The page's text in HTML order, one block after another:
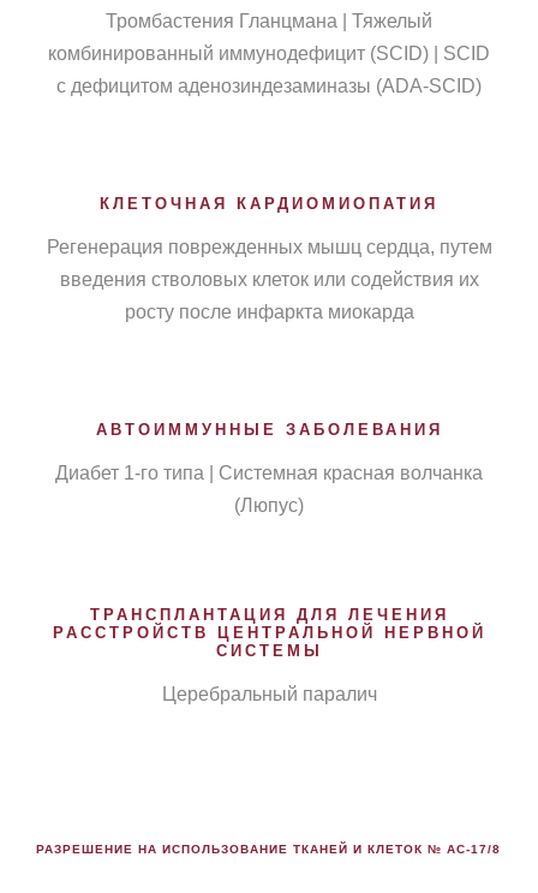
Тромбастения Гланцмана | Тяжелый
комбинированный иммунодефицит (SCID) | SCID
с дефицитом аденозиндезаминазы (ADA-SCID)
КЛЕТОЧНАЯ КАРДИОМИОПАТИЯ
Регенерация поврежденных мышц сердца, путем
введения стволовых клеток или содействия их
росту после инфаркта миокарда
АВТОИММУННЫЕ ЗАБОЛЕВАНИЯ
Диабет 1-го типа | Системная красная волчанка
(Люпус)
ТРАНСПЛАНТАЦИЯ ДЛЯ ЛЕЧЕНИЯ
РАССТРОЙСТВ ЦЕНТРАЛЬНОЙ НЕРВНОЙ
СИСТЕМЫ
Церебральный паралич
РАЗРЕШЕНИЕ НА ИСПОЛЬЗОВАНИЕ ТКАНЕЙ И КЛЕТОК № АС-17/8